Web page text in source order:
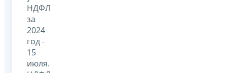
НДФЛ
за
2024
год -
15
июля.